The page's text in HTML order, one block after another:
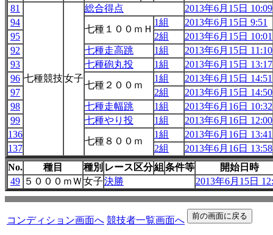
81
七種競技女子
総合得点
2013年6月15日 10:09
94
七種１００ｍＨ
1組
2013年6月15日 9:51
95
2組
2013年6月15日 10:01
92
七種走高跳 1組
2013年6月15日 11:10
93
七種砲丸投 1組
2013年6月15日 13:17
96
七種２００ｍ
1組
2013年6月15日 14:51
97
2組
2013年6月15日 14:50
98
七種走幅跳 1組
2013年6月16日 10:32
99
七種やり投 1組
2013年6月16日 12:00
136
七種８００ｍ
1組
2013年6月16日 13:41
137
2組
2013年6月16日 13:58
No.
種目 種別 レース区分組 条件等
開始日時
49 ５０００ｍＷ女子決勝 2013年6月15日
コンディション画面へ 競技者一覧画面へ